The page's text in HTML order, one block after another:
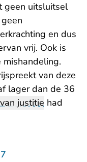
geen uitsluitsel
en dus
vrij. Ook is
van deze
lager dan de 36
justitie had